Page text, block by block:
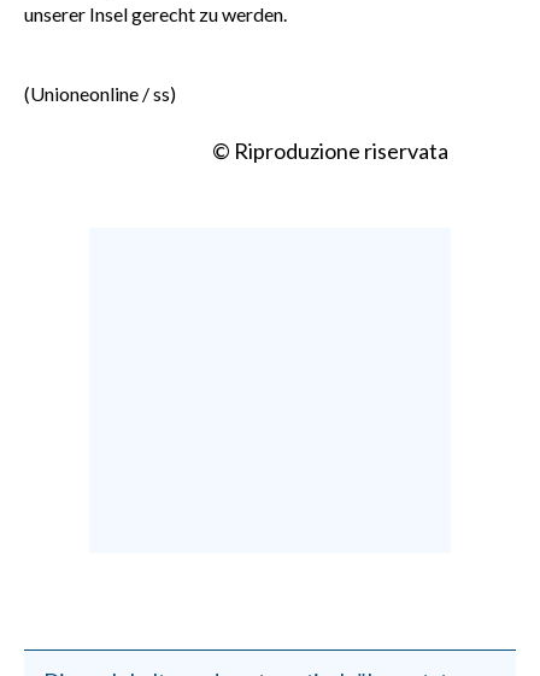
unserer Insel gerecht zu werden.
(Unioneonline / ss)
© Riproduzione riservata